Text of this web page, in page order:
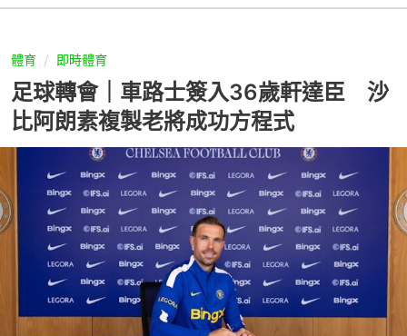
體育 即時體育
足球轉會｜車路士簽入36歲軒達臣 沙
比阿朗素複製老將成功方程式